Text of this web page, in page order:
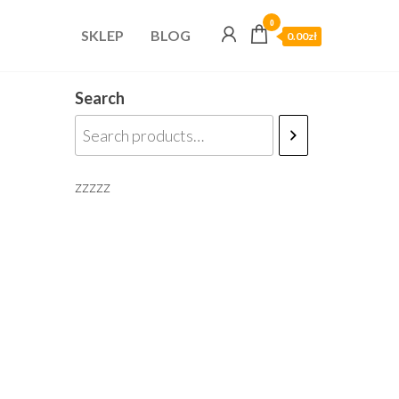
SKLEP BLOG
0
0.00zł
Search
zzzzz